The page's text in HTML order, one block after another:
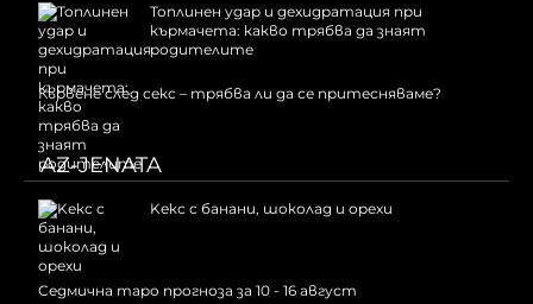
Топлинен удар и дехидратация при
кърмачета: какво трябва да знаят
родителите
Кървене след секс – трябва ли да се притесняваме?
AZ-JENATA
Kекс с банани, шоколад и орехи
Седмична таро прогноза за 10 - 16 август